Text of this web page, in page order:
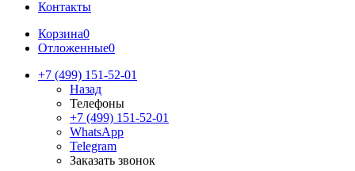
Контакты
Корзина0
Отложенные0
+7 (499) 151-52-01
Назад
Телефоны
+7 (499) 151-52-01
WhatsApp
Telegram
Заказать звонок